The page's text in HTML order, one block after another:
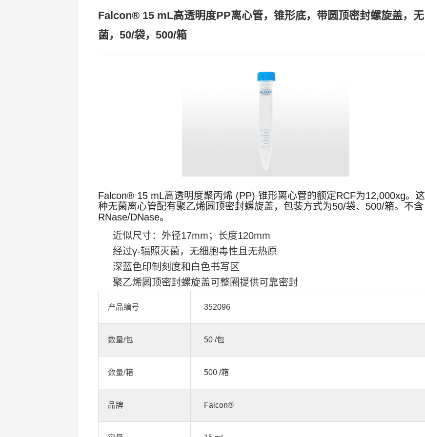
Falcon® 15 mL高透明度PP离心管，锥形底，带圆顶密封螺旋盖，无
菌，50/袋，500/箱
Falcon® 15 mL高透明度聚丙烯 (PP) 锥形离心管的额定RCF为12,000xg。这
种无菌离心管配有聚乙烯圆顶密封螺旋盖，包装方式为50/袋、500/箱。不含
RNase/DNase。
近似尺寸：外径17mm；长度120mm
经过γ-辐照灭菌，无细胞毒性且无热原
深蓝色印制刻度和白色书写区
聚乙烯圆顶密封螺旋盖可整圈提供可靠密封
产品编号 352096
数量/包 50 /包
数量/箱 500 /箱
品牌 Falcon®